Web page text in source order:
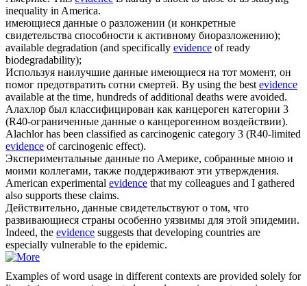
inequality in America.
имеющиеся данные о разложении (и конкретные
свидетельства способности к активному биоразложению);
available degradation (and specifically evidence of ready
biodegradability);
Используя наилучшие данные имеющиеся на тот момент, он
помог предотвратить сотни смертей. By using the bestevidence
available at the time, hundreds of additional deaths were avoided.
Алахлор был классифицирован как канцероген категории 3
(R40-ограниченные данные о канцерогенном воздействии).
Alachlor has been classified as carcinogenic category 3 (R40-limited
evidence of carcinogenic effect).
Экспериментальные данные по Америке, собранные мною и
моими коллегами, также поддерживают эти утверждения.
American experimental evidence that my colleagues and I gathered
also supports these claims.
Действительно, данные свидетельствуют о том, что
развивающиеся страны особенно уязвимы для этой эпидемии.
Indeed, the evidence suggests that developing countries are
especially vulnerable to the epidemic.
Examples of word usage in different contexts are provided solely for